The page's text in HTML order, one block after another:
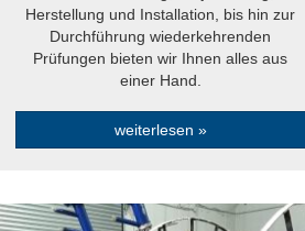
Herstellung und Installation, bis hin zur
Durchführung wiederkehrenden
Prüfungen bieten wir Ihnen alles aus
einer Hand.
weiterlesen »